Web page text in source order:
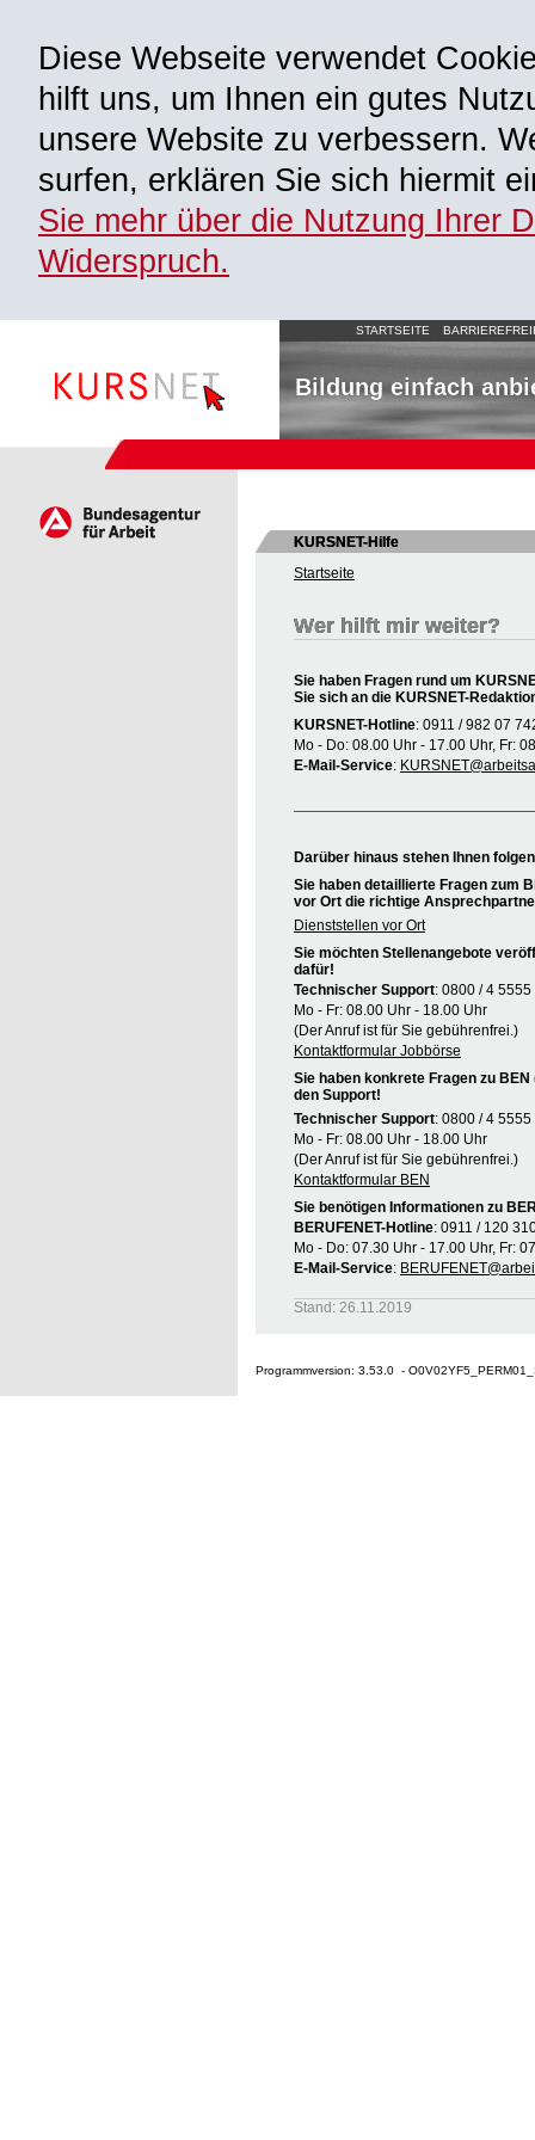
Diese Webseite verwendet
hilft uns, um Ihnen ein gutes
unsere Website zu verbessern.
surfen, erklären Sie sich hiermit
Sie mehr über die Nutzung Ihrer
Widerspruch.
STARTSEITE
Bildung einfach
KURSNET-Hilfe
Startseite
Wer hilft mir weiter?
Sie haben Fragen rund um
Sie sich an die KURSNET-
KURSNET-Hotline: 0911 / 982 07
Mo - Do: 08.00 Uhr - 17.00 Uhr, Fr:
E-Mail-Service:
Darüber hinaus stehen Ihnen
Sie haben detaillierte Fragen zum
vor Ort die richtige
Dienststellen vor Ort
Sie möchten Stellenangebote
dafür!
Technischer Support: 0800 / 4 5555
Mo - Fr: 08.00 Uhr - 18.00 Uhr
(Der Anruf ist für Sie gebührenfrei.)
Kontaktformular Jobbörse
Sie haben konkrete Fragen zu
den Support!
Technischer Support: 0800 / 4 5555
Mo - Fr: 08.00 Uhr - 18.00 Uhr
(Der Anruf ist für Sie gebührenfrei.)
Kontaktformular BEN
Sie benötigen Informationen zu
BERUFENET-Hotline: 0911 / 120
Mo - Do: 07.30 Uhr - 17.00 Uhr, Fr:
E-Mail-Service:
Stand: 26.11.2019
Programmversion: 3.53.0 -